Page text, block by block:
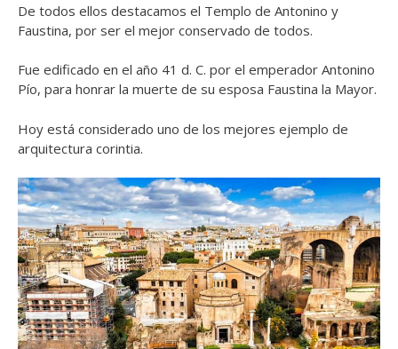
De todos ellos destacamos el Templo de Antonino y
Faustina, por ser el mejor conservado de todos.
Fue edificado en el año 41 d. C. por el emperador Antonino
Pío, para honrar la muerte de su esposa Faustina la Mayor.
Hoy está considerado uno de los mejores ejemplo de
arquitectura corintia.